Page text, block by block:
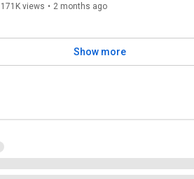
171K views • 2 months ago
Show more